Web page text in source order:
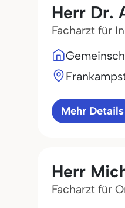
Herr Dr.
Facharzt für
Mehr Details
Herr
Facharzt für